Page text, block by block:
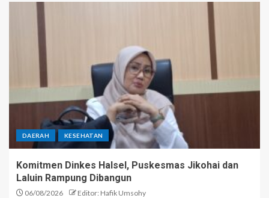
DAERAH KESEHATAN
Komitmen Dinkes Halsel, Puskesmas Jikohai dan
Laluin Rampung Dibangun
06/08/2026 Editor: Hafik Umsohy